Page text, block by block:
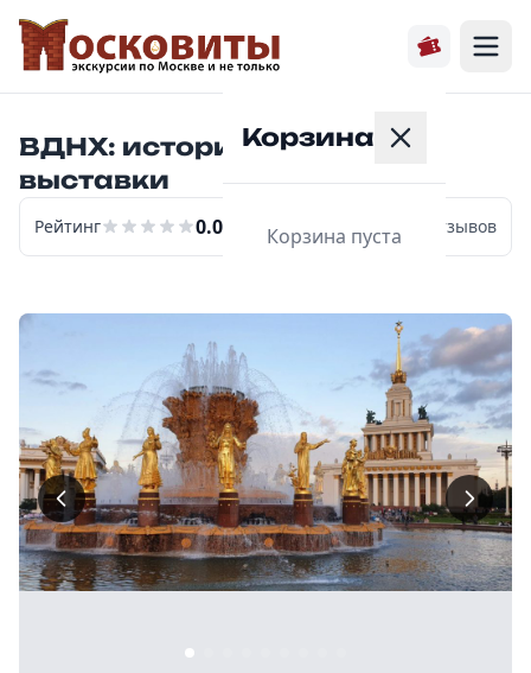
Главная
Расписание
Экскурсии
О нас
Контакты
8 (968) 778-33-22
Корзина
Корзина пуста
ВДНХ: история первой
выставки
Рейтинг 0.0 отзывов